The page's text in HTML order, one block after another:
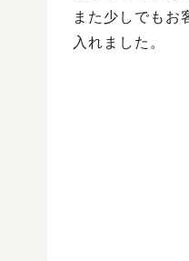
また少しでもお
入れました。